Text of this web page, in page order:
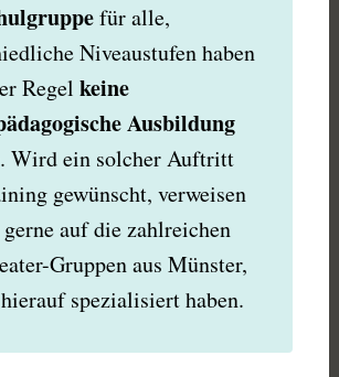
für alle,
Niveaustufen haben
Regel keine
Ausbildung
Wird ein solcher Auftritt
gewünscht, verweisen
auf die zahlreichen
Gruppen aus Münster,
spezialisiert haben.